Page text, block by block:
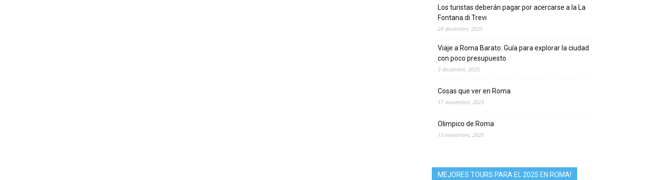
Los turistas deberán pagar por acercarse a la La
Fontana di Trevi
24 diciembre, 2025
Viaje a Roma Barato: Guía para explorar la ciudad
con poco presupuesto
3 diciembre, 2025
Cosas que ver en Roma
17 noviembre, 2025
Olimpico de Roma
15 noviembre, 2025
MEJORES TOURS PARA EL 2025 EN ROMA!